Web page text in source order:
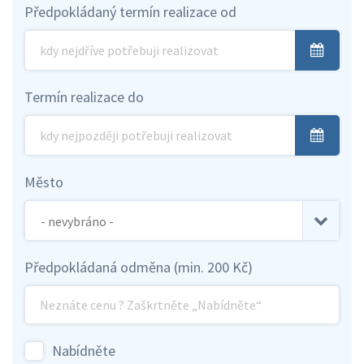
Předpokládaný termín realizace od
Termín realizace do
Město
Předpokládaná odměna (min. 200 Kč)
Nabídněte